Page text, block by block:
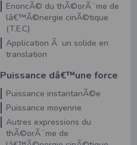
EnoncÃ© du thÃ©orÃ¨me de
lâ€™Ã©nergie cinÃ©tique
(T.E.C)
Application Ã un solide en
translation
Puissance dâ€™une force
Puissance instantanÃ©e
Puissance moyenne
Autres expressions du
thÃ©orÃ¨me de